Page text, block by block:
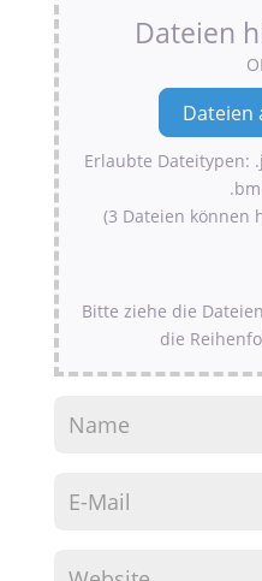
Dateien
Erlaubte Dateitypen:
(3 Dateien können
Bitte ziehe die
die